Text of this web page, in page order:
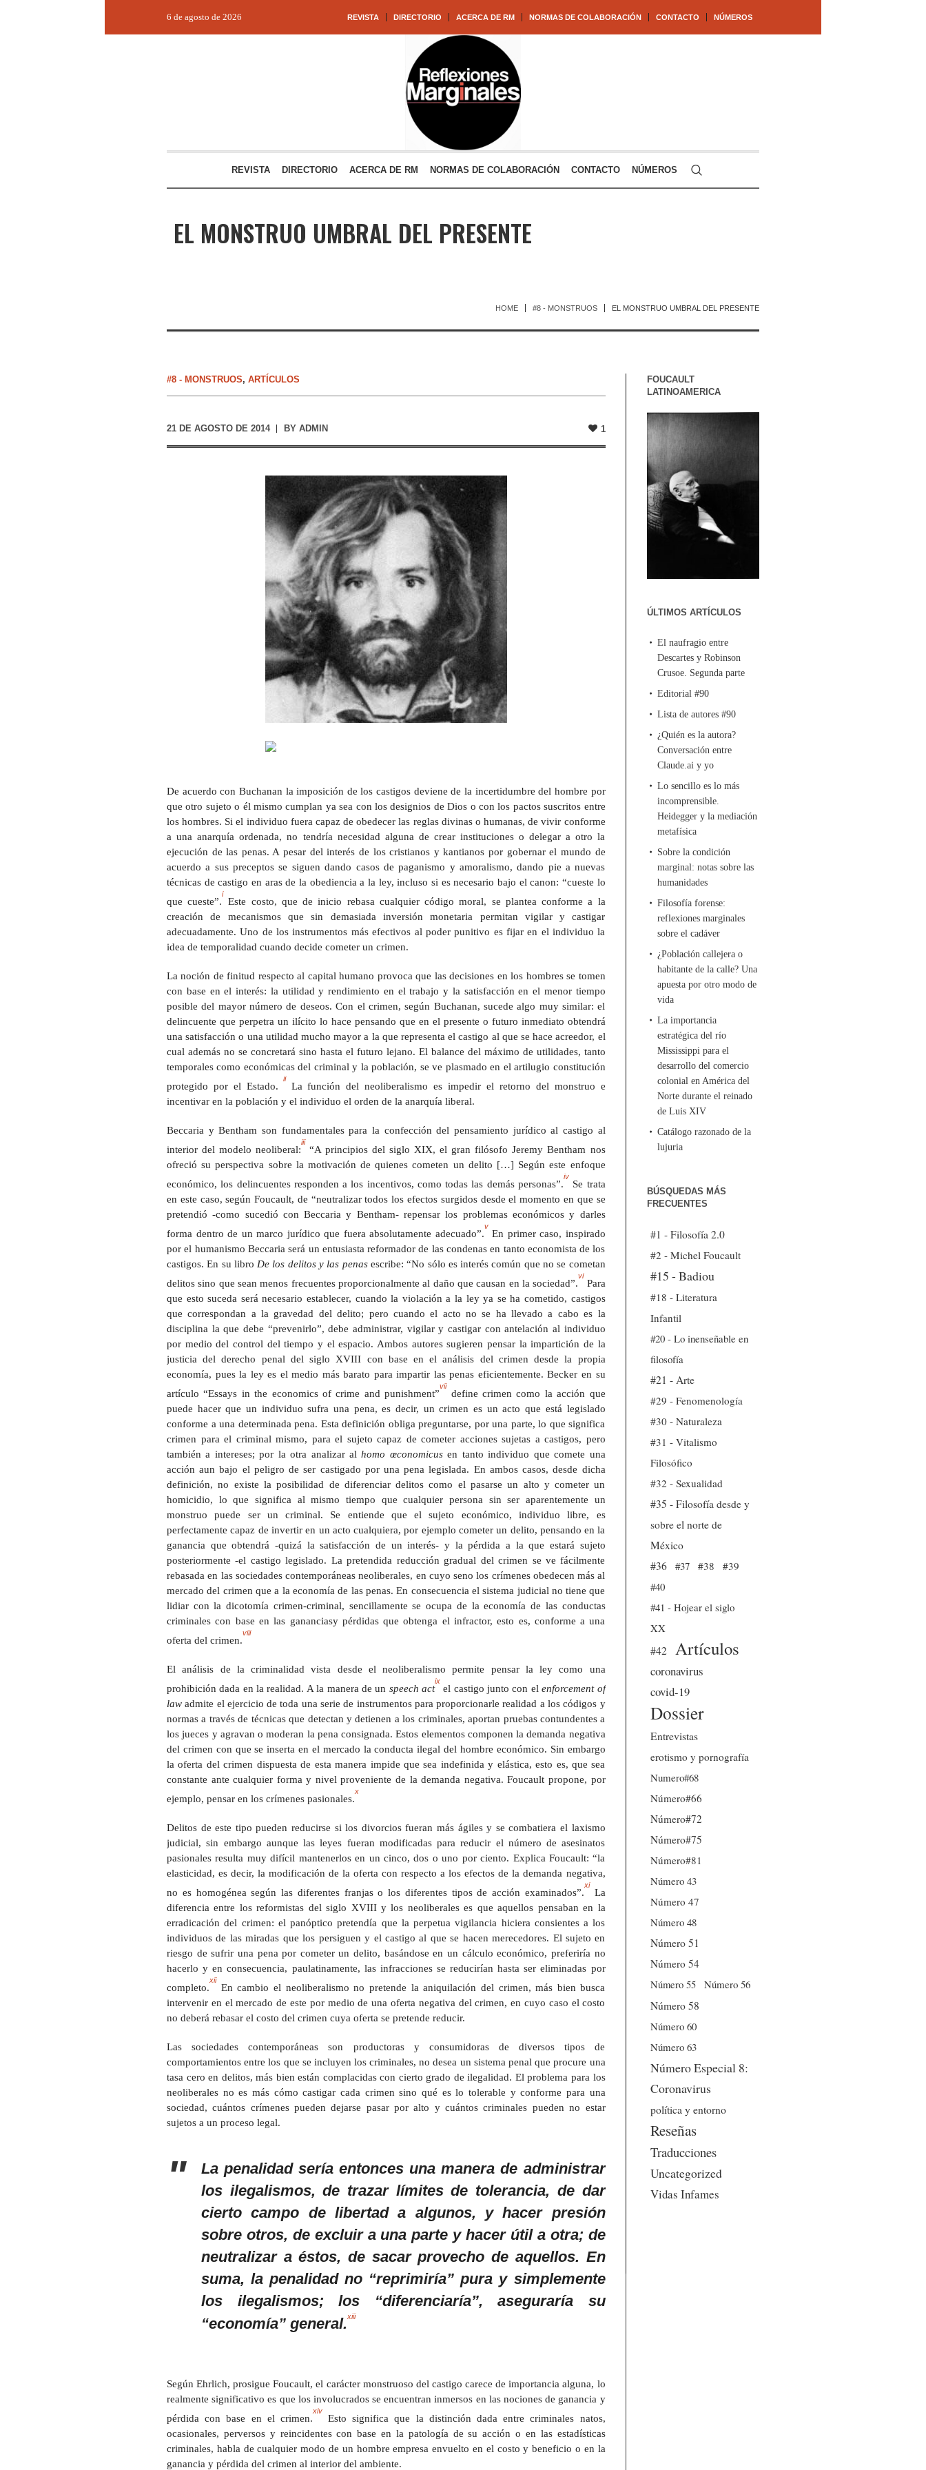
REVISTA DIRECTORIO ACERCA DE RM NORMAS DE COLABORACIÓN CONTACTO NÚMEROS
6 de agosto de 2026
REVISTA DIRECTORIO ACERCA DE RM NORMAS DE COLABORACIÓN CONTACTO NÚMEROS
EL MONSTRUO UMBRAL DEL PRESENTE
HOME #8 - MONSTRUOS EL MONSTRUO UMBRAL DEL PRESENTE
#8 - MONSTRUOS, ARTÍCULOS
21 DE AGOSTO DE 2014 BY ADMIN 1
De acuerdo con Buchanan la imposición de los castigos deviene de la incertidumbre del hombre por
que otro sujeto o él mismo cumplan ya sea con los designios de Dios o con los pactos suscritos entre
los hombres. Si el individuo fuera capaz de obedecer las reglas divinas o humanas, de vivir conforme
a una anarquía ordenada, no tendría necesidad alguna de crear instituciones o delegar a otro la
ejecución de las penas. A pesar del interés de los cristianos y kantianos por gobernar el mundo de
acuerdo a sus preceptos se siguen dando casos de paganismo y amoralismo, dando pie a nuevas
técnicas de castigo en aras de la obediencia a la ley, incluso si es necesario bajo el canon: “cueste lo
que cueste”.
i
Este costo, que de inicio rebasa cualquier código moral, se plantea conforme a la
creación de mecanismos que sin demasiada inversión monetaria permitan vigilar y castigar
adecuadamente. Uno de los instrumentos más efectivos al poder punitivo es fijar en el individuo la
idea de temporalidad cuando decide cometer un crimen.
La noción de finitud respecto al capital humano provoca que las decisiones en los hombres se tomen
con base en el interés: la utilidad y rendimiento en el trabajo y la satisfacción en el menor tiempo
posible del mayor número de deseos. Con el crimen, según Buchanan, sucede algo muy similar: el
delincuente que perpetra un ilícito lo hace pensando que en el presente o futuro inmediato obtendrá
una satisfacción o una utilidad mucho mayor a la que representa el castigo al que se hace acreedor, el
cual además no se concretará sino hasta el futuro lejano. El balance del máximo de utilidades, tanto
temporales como económicas del criminal y la población, se ve plasmado en el artilugio constitución
protegido por el Estado.
ii
La función del neoliberalismo es impedir el retorno del monstruo e
incentivar en la población y el individuo el orden de la anarquía liberal.
Beccaria y Bentham son fundamentales para la confección del pensamiento jurídico al castigo al
interior del modelo neoliberal:
iii
“A principios del siglo XIX, el gran filósofo Jeremy Bentham nos
ofreció su perspectiva sobre la motivación de quienes cometen un delito […] Según este enfoque
económico, los delincuentes responden a los incentivos, como todas las demás personas”.
iv
Se trata
en este caso, según Foucault, de “neutralizar todos los efectos surgidos desde el momento en que se
pretendió -como sucedió con Beccaria y Bentham- repensar los problemas económicos y darles
forma dentro de un marco jurídico que fuera absolutamente adecuado”.
v
En primer caso, inspirado
por el humanismo Beccaria será un entusiasta reformador de las condenas en tanto economista de los
castigos. En su libro De los delitos y las penas escribe: “No sólo es interés común que no se cometan
delitos sino que sean menos frecuentes proporcionalmente al daño que causan en la sociedad”.
vi
Para
que esto suceda será necesario establecer, cuando la violación a la ley ya se ha cometido, castigos
que correspondan a la gravedad del delito; pero cuando el acto no se ha llevado a cabo es la
disciplina la que debe “prevenirlo”, debe administrar, vigilar y castigar con antelación al individuo
por medio del control del tiempo y el espacio. Ambos autores sugieren pensar la impartición de la
justicia del derecho penal del siglo XVIII con base en el análisis del crimen desde la propia
economía, pues la ley es el medio más barato para impartir las penas eficientemente. Becker en su
artículo “Essays in the economics of crime and punishment”
vii
define crimen como la acción que
puede hacer que un individuo sufra una pena, es decir, un crimen es un acto que está legislado
conforme a una determinada pena. Esta definición obliga preguntarse, por una parte, lo que significa
crimen para el criminal mismo, para el sujeto capaz de cometer acciones sujetas a castigos, pero
también a intereses; por la otra analizar alhomo œconomicusen tanto individuo que comete una
acción aun bajo el peligro de ser castigado por una pena legislada. En ambos casos, desde dicha
definición, no existe la posibilidad de diferenciar delitos como el pasarse un alto y cometer un
homicidio, lo que significa al mismo tiempo que cualquier persona sin ser aparentemente un
monstruo puede ser un criminal. Se entiende que el sujeto económico, individuo libre, es
perfectamente capaz de invertir en un acto cualquiera, por ejemplo cometer un delito, pensando en la
ganancia que obtendrá -quizá la satisfacción de un interés- y la pérdida a la que estará sujeto
posteriormente -el castigo legislado. La pretendida reducción gradual del crimen se ve fácilmente
rebasada en las sociedades contemporáneas neoliberales, en cuyo seno los crímenes obedecen más al
mercado del crimen que a la economía de las penas. En consecuencia el sistema judicial no tiene que
lidiar con la dicotomía crimen-criminal, sencillamente se ocupa de la economía de las conductas
criminales con base en las gananciasy pérdidas que obtenga el infractor, esto es, conforme a una
oferta del crimen.
viii
El análisis de la criminalidad vista desde el neoliberalismo permite pensar la ley como una
prohibición dada en la realidad. A la manera de un speech act
ix
el castigo junto con elenforcement of
lawadmite el ejercicio de toda una serie de instrumentos para proporcionarle realidad a los códigos y
normas a través de técnicas que detectan y detienen a los criminales, aportan pruebas contundentes a
los jueces y agravan o moderan la pena consignada. Estos elementos componen la demanda negativa
del crimen con que se inserta en el mercado la conducta ilegal del hombre económico. Sin embargo
la oferta del crimen dispuesta de esta manera impide que sea indefinida y elástica, esto es, que sea
constante ante cualquier forma y nivel proveniente de la demanda negativa. Foucault propone, por
ejemplo, pensar en los crímenes pasionales.
x
Delitos de este tipo pueden reducirse si los divorcios fueran más ágiles y se combatiera el laxismo
judicial, sin embargo aunque las leyes fueran modificadas para reducir el número de asesinatos
pasionales resulta muy difícil mantenerlos en un cinco, dos o uno por ciento. Explica Foucault: “la
elasticidad, es decir, la modificación de la oferta con respecto a los efectos de la demanda negativa,
no es homogénea según las diferentes franjas o los diferentes tipos de acción examinados”.
xi
La
diferencia entre los reformistas del siglo XVIII y los neoliberales es que aquellos pensaban en la
erradicación del crimen: el panóptico pretendía que la perpetua vigilancia hiciera consientes a los
individuos de las miradas que los persiguen y el castigo al que se hacen merecedores. El sujeto en
riesgo de sufrir una pena por cometer un delito, basándose en un cálculo económico, preferiría no
hacerlo y en consecuencia, paulatinamente, las infracciones se reducirían hasta ser eliminadas por
completo.
xii
En cambio el neoliberalismo no pretende la aniquilación del crimen, más bien busca
intervenir en el mercado de este por medio de una oferta negativa del crimen, en cuyo caso el costo
no deberá rebasar el costo del crimen cuya oferta se pretende reducir.
Las sociedades contemporáneas son productoras y consumidoras de diversos tipos de
comportamientos entre los que se incluyen los criminales, no desea un sistema penal que procure una
tasa cero en delitos, más bien están complacidas con cierto grado de ilegalidad. El problema para los
neoliberales no es más cómo castigar cada crimen sino qué es lo tolerable y conforme para una
sociedad, cuántos crímenes pueden dejarse pasar por alto y cuántos criminales pueden no estar
sujetos a un proceso legal.
La penalidad sería entonces una manera de administrar
los ilegalismos, de trazar límites de tolerancia, de dar
cierto campo de libertad a algunos, y hacer presión
sobre otros, de excluir a una parte y hacer útil a otra; de
neutralizar a éstos, de sacar provecho de aquellos. En
suma, la penalidad no “reprimiría” pura y simplemente
los ilegalismos; los “diferenciaría”, aseguraría su
“economía” general.xiii
Según Ehrlich, prosigue Foucault, el carácter monstruoso del castigo carece de importancia alguna, lo
realmente significativo es que los involucrados se encuentran inmersos en las nociones de ganancia y
pérdida con base en el crimen.
xiv
Esto significa que la distinción dada entre criminales natos,
ocasionales, perversos y reincidentes con base en la patología de su acción o en las estadísticas
criminales, habla de cualquier modo de un hombre empresa envuelto en el costo y beneficio o en la
ganancia y pérdida del crimen al interior del ambiente.
FOUCAULT
LATINOAMERICA
ÚLTIMOS ARTÍCULOS
El naufragio entre
Descartes y Robinson
Crusoe. Segunda parte
Editorial #90
Lista de autores #90
¿Quién es la autora?
Conversación entre
Claude.ai y yo
Lo sencillo es lo más
incomprensible.
Heidegger y la mediación
metafísica
Sobre la condición
marginal: notas sobre las
humanidades
Filosofía forense:
reflexiones marginales
sobre el cadáver
¿Población callejera o
habitante de la calle? Una
apuesta por otro modo de
vida
La importancia
estratégica del río
Mississippi para el
desarrollo del comercio
colonial en América del
Norte durante el reinado
de Luis XIV
Catálogo razonado de la
lujuria
BÚSQUEDAS MÁS
FRECUENTES
#1 - Filosofía 2.0
#2 - Michel Foucault
#15 - Badiou
#18 - Literatura
Infantil
#20 - Lo inenseñable en
filosofía
#21 - Arte
#29 - Fenomenología
#30 - Naturaleza
#31 - Vitalismo
Filosófico
#32 - Sexualidad
#35 - Filosofía desde y
sobre el norte de
México
#36
#37 #38
#39
#40
#41 - Hojear el siglo
XX
#42
Artículos
coronavirus
covid-19
Dossier
Entrevistas
erotismo y pornografía
Numero#68
Número#66
Número#72
Número#75
Número#81
Número 43
Número 47
Número 48
Número 51
Número 54
Número 55
Número 56
Número 58
Número 60
Número 63
Número Especial 8:
Coronavirus
política y entorno
Reseñas
Traducciones
Uncategorized
Vidas Infames